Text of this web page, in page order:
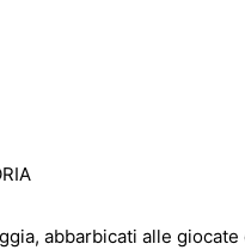
abbarbicati alle